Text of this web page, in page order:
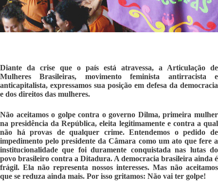
Diante da crise que o país está atravessa, a Articulação de
Mulheres Brasileiras, movimento feminista antirracista e
anticapitalista, expressamos sua posição em defesa da democracia
e dos direitos das mulheres.
Não aceitamos o golpe contra o governo Dilma, primeira mulher
na presidência da República, eleita legitimamente e contra a qual
não há provas de qualquer crime. Entendemos o pedido de
impedimento pelo presidente da Câmara como um ato que fere a
institucionalidade que foi duramente conquistada nas lutas do
povo brasileiro contra a Ditadura. A democracia brasileira ainda é
frágil. Ela não representa nossos interesses. Mas não aceitamos
que se reduza ainda mais. Por isso gritamos: Não vai ter golpe!